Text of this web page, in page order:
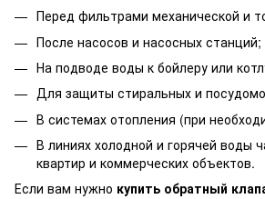
Перед фильтрами механической и
После насосов и насосных станций;
На подводе воды к бойлеру или
Для защиты стиральных и
В системах отопления (при
В линиях холодной и горячей воды
квартир и коммерческих объектов.
Если вам нужно купить обратный